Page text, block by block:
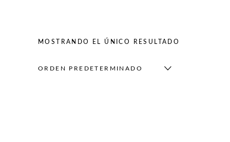
MOSTRANDO EL ÚNICO RESULTADO
ORDEN PREDETERMINADO